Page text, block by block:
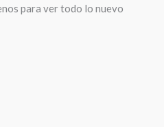
para ver todo lo nuevo